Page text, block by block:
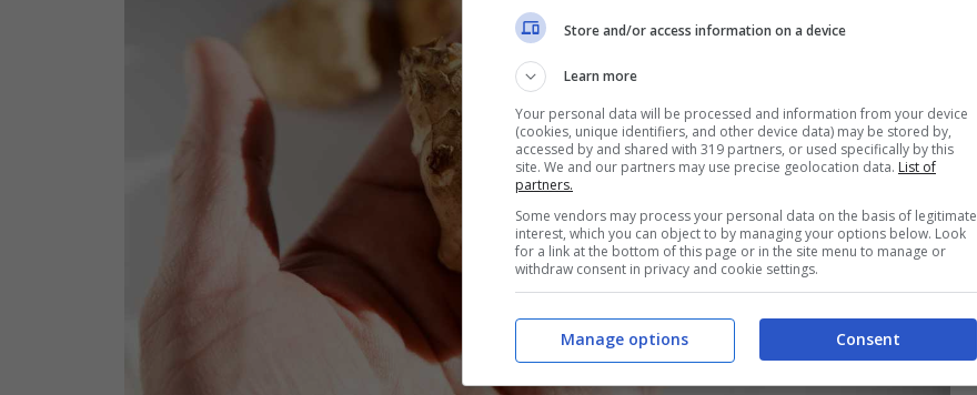
Store and/or access information on a device
Learn more
Your personal data will be processed and information from your device
(cookies, unique identifiers, and other device data) may be stored by,
accessed by and shared with 319 partners, or used specifically by this
site. We and our partners may use precise geolocation data. List of
partners.
Some vendors may process your personal data on the basis of legitimate
interest, which you can object to by managing your options below. Look
for a link at the bottom of this page or in the site menu to manage or
withdraw consent in privacy and cookie settings.
Consent
Manage options